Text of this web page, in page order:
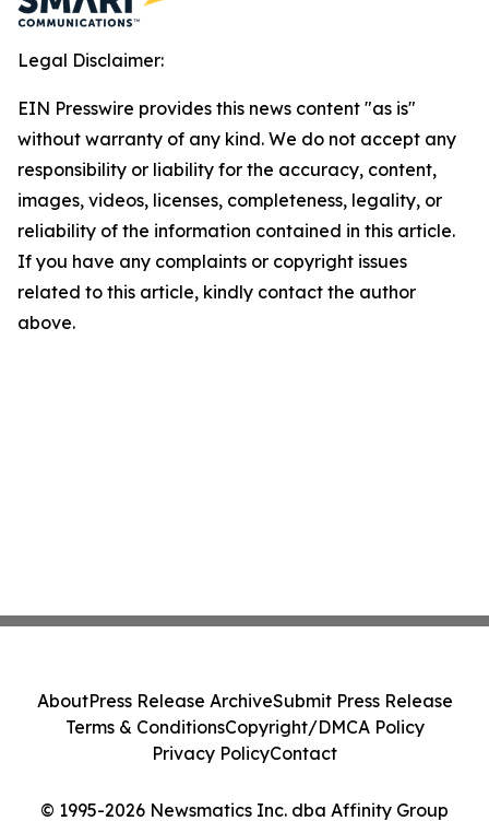
Legal Disclaimer:
EIN Presswire provides this news content "as is"
without warranty of any kind. We do not accept any
responsibility or liability for the accuracy, content,
images, videos, licenses, completeness, legality, or
reliability of the information contained in this article.
If you have any complaints or copyright issues
related to this article, kindly contact the author
above.
© 1995-2026 Newsmatics Inc. dba Affinity Group
AboutPress Release ArchiveSubmit Press Release
Terms & ConditionsCopyright/DMCA Policy
Privacy PolicyContact